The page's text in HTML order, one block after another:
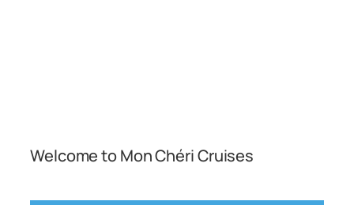
Welcome to Mon Chéri Cruises